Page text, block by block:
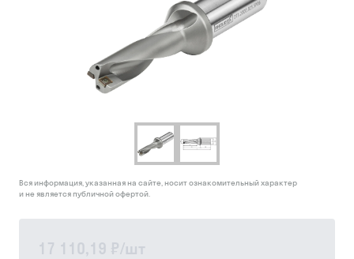
17 110,19 ₽/шт
Вся информация, указанная на сайте, носит ознакомительный характер
и не является публичной офертой.